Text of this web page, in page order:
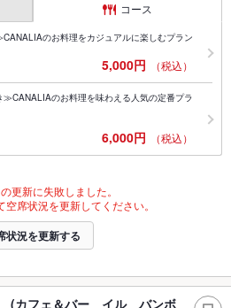
コース
のお料理をカジュアルに楽しむプラン
5,000円 （税込）
のお料理を味わえる人気の定番プラ
6,000円 （税込）
更新に失敗しました。
席状況を更新してください。
状況を更新する
カフェ＆バー イル バンボ